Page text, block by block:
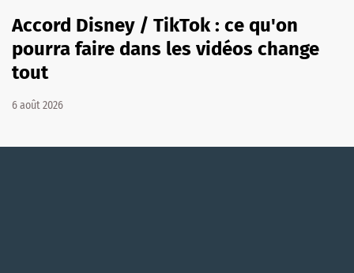
Accord Disney / TikTok : ce qu'on
pourra faire dans les vidéos change
tout
6 août 2026